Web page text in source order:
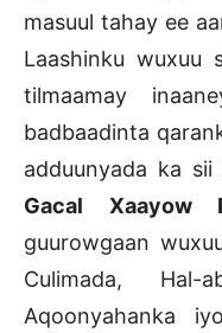
masuul tahay ee
Laashinku wuxuu
tilmaamay
badbaadinta
adduunyada ka sii
Gacal Xaayow
guurowgaan
Culimada, Hal-
Aqoonyahanka